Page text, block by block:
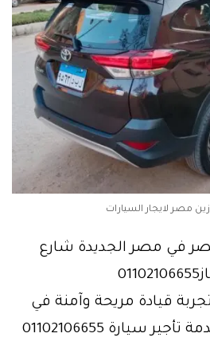
مصر لايجار السيارات
في مصر الجديدة شارع
قيادة مريحة وآمنة في
سيارة 01102106655